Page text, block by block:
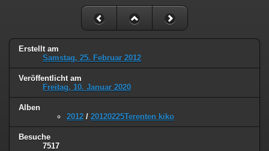
Erstellt am
Samstag, 25. Februar 2012
Veröffentlicht am
Freitag, 10. Januar 2020
Alben
2012 / 20120225Terenten kiko
Besuche
7517